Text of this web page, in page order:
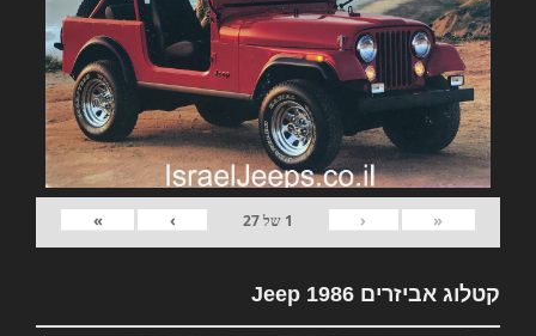
«
‹
1 של27
›
»
קטלוג אביזרים Jeep 1986